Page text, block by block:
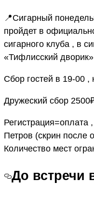
📍Сигарный
пройдет в
сигарного клуба , в
«Тифлисский
Сбор гостей в 19-00 ,
Дружеский сбор
Петров (скрин после
Количество мест
До встречи